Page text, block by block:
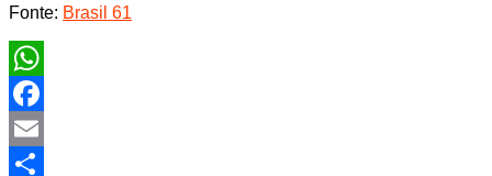
Fonte: Brasil 61
WhatsApp
Facebook
Email